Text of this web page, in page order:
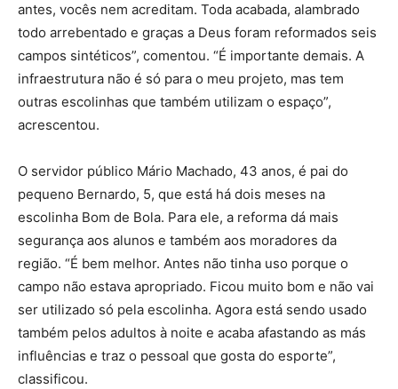
antes, vocês nem acreditam. Toda acabada, alambrado
todo arrebentado e graças a Deus foram reformados seis
campos sintéticos”, comentou. “É importante demais. A
infraestrutura não é só para o meu projeto, mas tem
outras escolinhas que também utilizam o espaço”,
acrescentou.
O servidor público Mário Machado, 43 anos, é pai do
pequeno Bernardo, 5, que está há dois meses na
escolinha Bom de Bola. Para ele, a reforma dá mais
segurança aos alunos e também aos moradores da
região. “É bem melhor. Antes não tinha uso porque o
campo não estava apropriado. Ficou muito bom e não vai
ser utilizado só pela escolinha. Agora está sendo usado
também pelos adultos à noite e acaba afastando as más
influências e traz o pessoal que gosta do esporte”,
classificou.